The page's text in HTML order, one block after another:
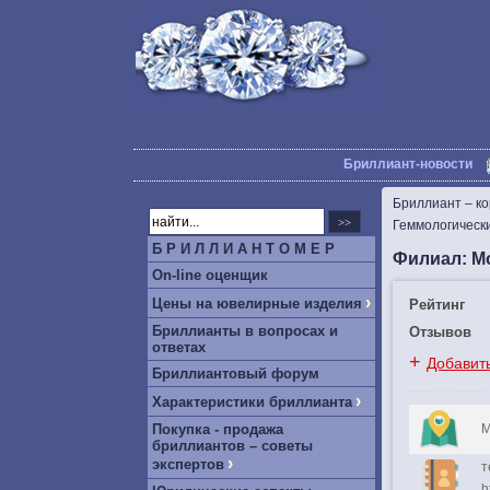
Бриллиант-новости
Б Р И Л Л И А Н Т О М Е Р
On-line оценщик
Цены на ювелирные изделия ›
Бриллианты в вопросах и
ответах
Бриллиантовый форум
Характеристики бриллианта ›
Покупка - продажа
бриллиантов – советы
экспертов ›
Бриллиант –
Филиал:
Рейтинг
Отзывов
+